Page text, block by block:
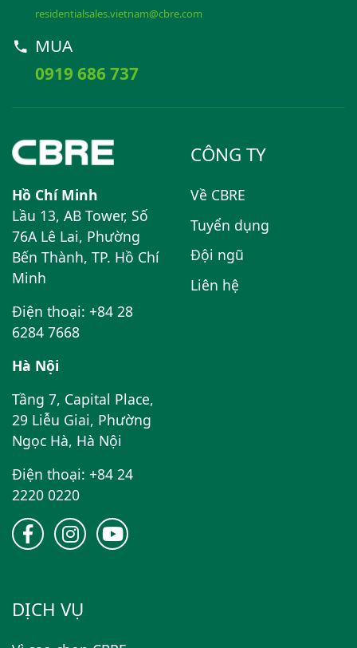
residentialsales.vietnam@cbre.com
MUA
0919 686 737
Hồ Chí Minh
Lầu 13, AB Tower, Số
76A Lê Lai, Phường
Bến Thành, TP. Hồ Chí
Minh
Điện thoại: +84 28
6284 7668
Hà Nội
Tầng 7, Capital Place,
29 Liễu Giai, Phường
Ngọc Hà, Hà Nội
Điện thoại: +84 24
2220 0220
CÔNG TY
Về CBRE
Tuyển dụng
Đội ngũ
Liên hệ
DỊCH VỤ